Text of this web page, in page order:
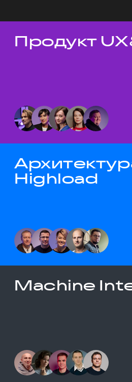
Темы докладов
Продукт
Highload
Machine